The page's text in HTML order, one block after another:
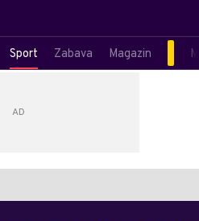
Sport Zabava Magazin